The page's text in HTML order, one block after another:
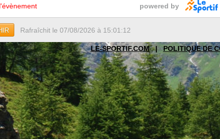
powered by
Rafraîchit le 07/08/2026 à 15:01:12
LE-SPORTIF.COM | POLITIQUE DE